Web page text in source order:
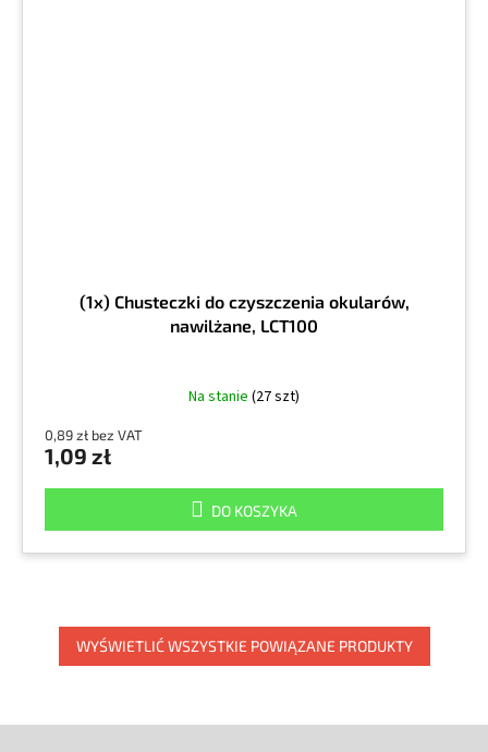
(1x) Chusteczki do czyszczenia okularów,
nawilżane, LCT100
Na stanie (27 szt)
0,89 zł bez VAT
1,09 zł
DO KOSZYKA
WYŚWIETLIĆ WSZYSTKIE POWIĄZANE PRODUKTY